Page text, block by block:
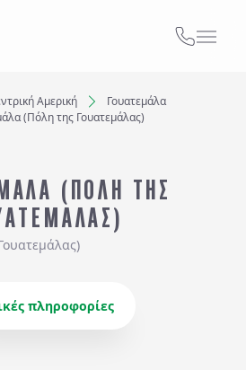
Ξενοδοχεία
Αναχωρήσεις έως..
Αναζήτηση
TRIPS
Αμερική
Γουατεμάλα
(Πόλη της Γουατεμάλας)
(ΠΟΛΗ ΤΗΣ
πληροφορίες